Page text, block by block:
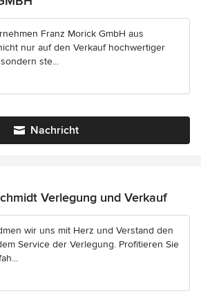
Franz Morick GmbH aus
nur auf den Verkauf hochwertiger
ste...
Nachricht
Verlegung und Verkauf
wir uns mit Herz und Verstand den
Service der Verlegung. Profitieren Sie